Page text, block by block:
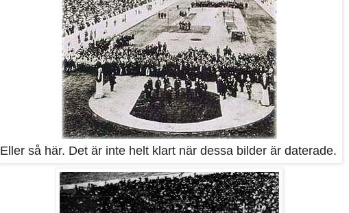
Eller så här. Det är inte helt klart när dessa bilder är daterade.